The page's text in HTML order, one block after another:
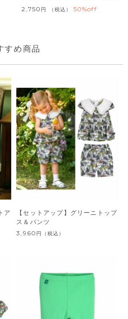
2,750 税込 50%off
すめ商品
ア
【セットアップ】グリーニトップ
ス＆パンツ
3,960 円 （税込）